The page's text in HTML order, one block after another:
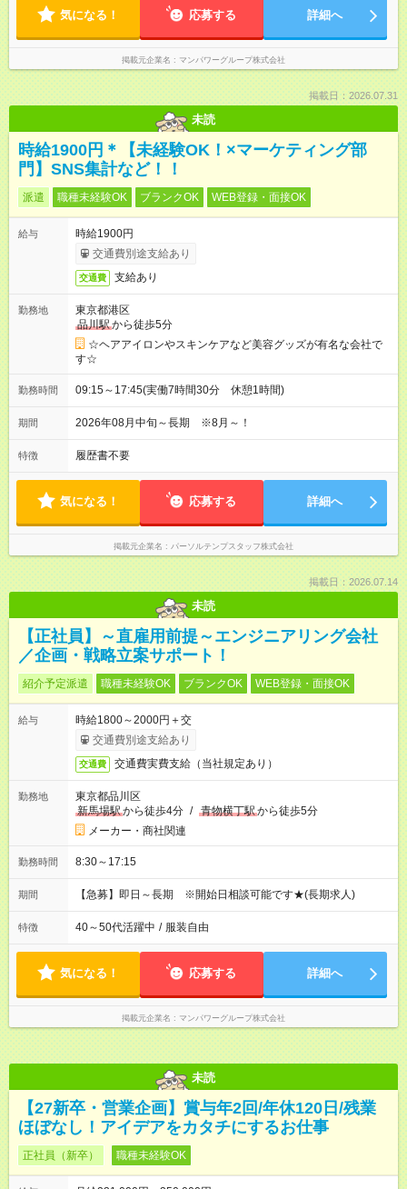
気になる！ 応募する 詳細へ
掲載元企業名 マンパワーグループ株式会社
掲載日：2026.07.31
未読
時給1900円＊【未経験OK！×マーケティング部
門】SNS集計など！！
派遣 職種未経験OK ブランクOK WEB登録・面接OK
給与
時給1900円
交通費別途支給あり
交通費 支給あり
勤務地
東京都港区
品川駅から徒歩5分
☆ヘアアイロンやスキンケアなど美容グッズが有名な会社で
す☆
勤務時間 09:15～17:45(実働7時間30分 休憩1時間)
期間 2026年08月中旬～長期 ※8月～！
特徴 履歴書不要
気になる！ 応募する 詳細へ
掲載元企業名 パーソルテンプスタッフ株式会社
掲載日：2026.07.14
未読
【正社員】～直雇用前提～エンジニアリング会社
／企画・戦略立案サポート！
紹介予定派遣 職種未経験OK ブランクOK WEB登録・面接OK
給与
時給1800～2000円＋交
交通費別途支給あり
交通費 交通費実費支給（当社規定あり）
勤務地
東京都品川区
新馬場駅から徒歩4分 / 青物横丁駅から徒歩5分
メーカー・商社関連
勤務時間 8:30～17:15
期間 【急募】即日～長期 ※開始日相談可能です★(長期求人)
特徴 40～50代活躍中 / 服装自由
気になる！ 応募する 詳細へ
掲載元企業名 マンパワーグループ株式会社
未読
【27新卒・営業企画】賞与年2回/年休120日/残業
ほぼなし！アイデアをカタチにするお仕事
正社員（新卒） 職種未経験OK